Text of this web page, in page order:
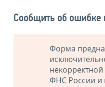
Сообщить об ошибке
Форма
ФНС России и